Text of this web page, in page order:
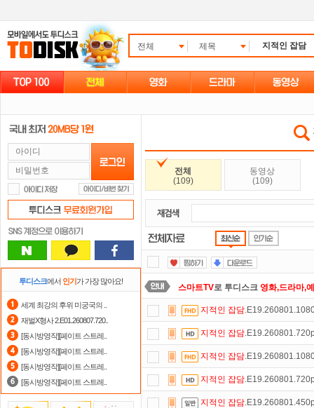
전체 제목
투디스크에서 인기가 가장 많아요!
세계 최강의 후위 미궁국의 ..
재벌X형사 2.E01.260807.720..
[동시방영작][페이트 스트레..
[동시방영작][페이트 스트레..
[동시방영작][페이트 스트레..
[동시방영작][페이트 스트레..
전체
(109)
동영상
(109)
스마트TV로 투디스크 영화,드라마,
요즘 뭐가 재밌지?고민되면 눌러봐!
포인트할인쿠폰 사용방법안내
출석체크 이벤트!
정액제할인쿠폰 사용방법안내
지적인 잡담
지적인 잡담
지적인 잡담
지적인 잡담
지적인 잡담